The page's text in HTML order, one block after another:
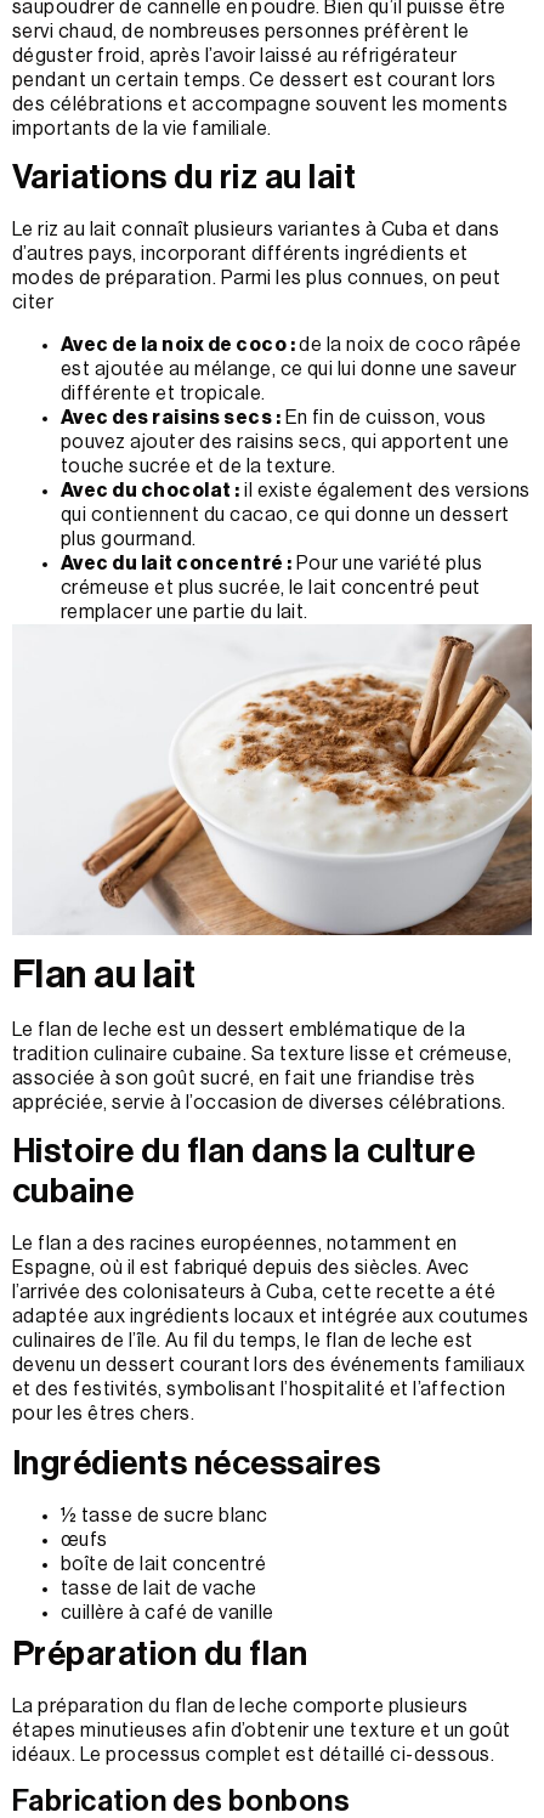
saupoudrer de cannelle en poudre. Bien qu’il puisse être
servi chaud, de nombreuses personnes préfèrent le
déguster froid, après l’avoir laissé au réfrigérateur
pendant un certain temps. Ce dessert est courant lors
des célébrations et accompagne souvent les moments
importants de la vie familiale.
Variations du riz au lait
Le riz au lait connaît plusieurs variantes à Cuba et dans
d’autres pays, incorporant différents ingrédients et
modes de préparation. Parmi les plus connues, on peut
citer
Avec de la noix de coco :de la noix de coco râpée
est ajoutée au mélange, ce qui lui donne une saveur
différente et tropicale.
Avec des raisins secs : En fin de cuisson, vous
pouvez ajouter des raisins secs, qui apportent une
touche sucrée et de la texture.
Avec du chocolat : il existe également des versions
qui contiennent du cacao, ce qui donne un dessert
plus gourmand.
Avec du lait concentré : Pour une variété plus
crémeuse et plus sucrée, le lait concentré peut
remplacer une partie du lait.
Flan au lait
Le flan de leche est un dessert emblématique de la
tradition culinaire cubaine. Sa texture lisse et crémeuse,
associée à son goût sucré, en fait une friandise très
appréciée, servie à l’occasion de diverses célébrations.
Histoire du flan dans la culture
cubaine
Le flan a des racines européennes, notamment en
Espagne, où il est fabriqué depuis des siècles. Avec
l’arrivée des colonisateurs à Cuba, cette recette a été
adaptée aux ingrédients locaux et intégrée aux coutumes
culinaires de l’île. Au fil du temps, le flan de leche est
devenu un dessert courant lors des événements familiaux
et des festivités, symbolisant l’hospitalité et l’affection
pour les êtres chers.
Ingrédients nécessaires
½ tasse de sucre blanc
œufs
boîte de lait concentré
tasse de lait de vache
cuillère à café de vanille
Préparation du flan
La préparation du flan de leche comporte plusieurs
étapes minutieuses afin d’obtenir une texture et un goût
idéaux. Le processus complet est détaillé ci-dessous.
Fabrication des bonbons